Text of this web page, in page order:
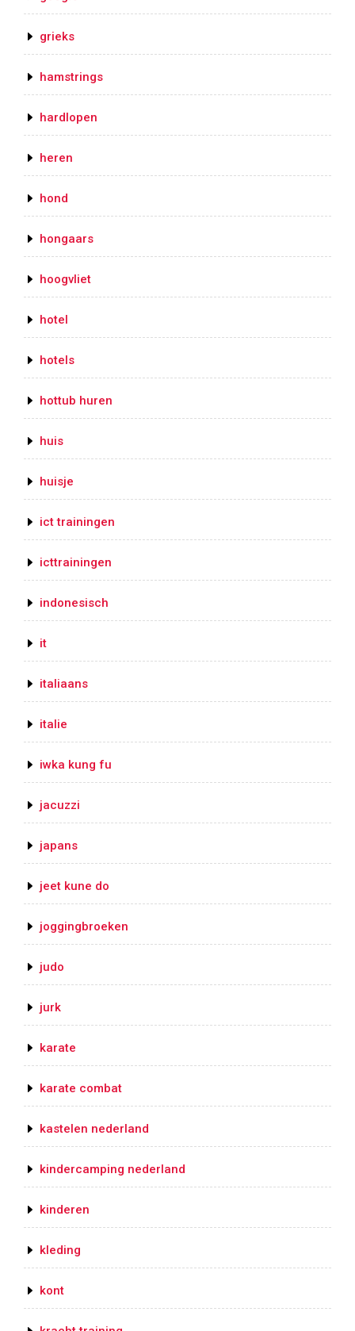
grieks
hamstrings
hardlopen
heren
hond
hongaars
hoogvliet
hotel
hotels
hottub huren
huis
huisje
ict trainingen
icttrainingen
indonesisch
it
italiaans
italie
iwka kung fu
jacuzzi
japans
jeet kune do
joggingbroeken
judo
jurk
karate
karate combat
kastelen nederland
kindercamping nederland
kinderen
kleding
kont